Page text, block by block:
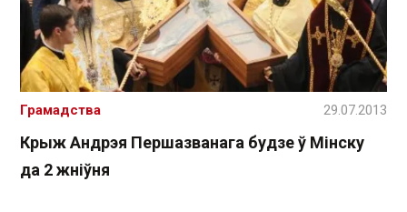
Крыж Андрэя Першазванага будзе ў Мінску
да 2 жніўня
Грамадства 29.07.2013